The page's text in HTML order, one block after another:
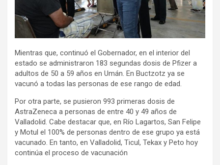
Mientras que, continuó el Gobernador, en el interior del
estado se administraron 183 segundas dosis de Pfizer a
adultos de 50 a 59 años en Umán. En Buctzotz ya se
vacunó a todas las personas de ese rango de edad.
Por otra parte, se pusieron 993 primeras dosis de
AstraZeneca a personas de entre 40 y 49 años de
Valladolid. Cabe destacar que, en Río Lagartos, San Felipe
y Motul el 100% de personas dentro de ese grupo ya está
vacunado. En tanto, en Valladolid, Ticul, Tekax y Peto hoy
continúa el proceso de vacunación